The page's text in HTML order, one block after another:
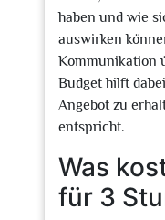
haben und wie
auswirken
Kommunikation
Budget hilft
Angebot zu
entspricht.
Was
für 3